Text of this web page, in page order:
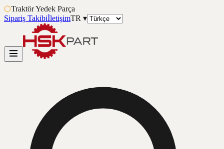
⬡Traktör Yedek Parça
Sipariş TakibiİletişimTR ▾